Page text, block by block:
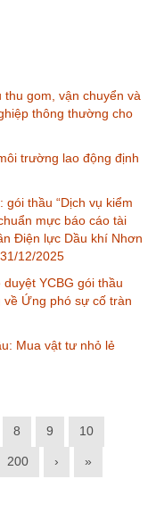
gom, vận chuyển và
thông thường cho
trường lao động định
thầu “Dịch vụ kiểm
mực báo cáo tài
Điện lực Dầu khí Nhơn
12/2025
YCBG gói thầu
về Ứng phó sự cố tràn
Mua vật tư nhỏ lẻ
8 9 10
200 › »